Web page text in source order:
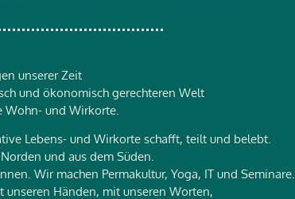
unserer Zeit
und ökonomisch gerechteren Welt
Wohn- und Wirkorte.
Lebens- und Wirkorte schafft, teilt und belebt.
und aus dem Süden.
Wir machen Permakultur, Yoga, IT und Seminare.
Händen, mit unseren Worten,